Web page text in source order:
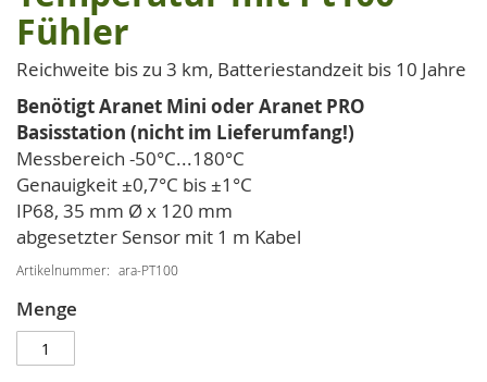
Bildgalerie
springen
Fühler
Reichweite bis zu 3 km, Batteriestandzeit bis 10 Jahre
Benötigt Aranet Mini oder Aranet PRO
Basisstation (nicht im Lieferumfang!)
Messbereich -50°C...180°C
Genauigkeit ±0,7°C bis ±1°C
IP68, 35 mm Ø x 120 mm
abgesetzter Sensor mit 1 m Kabel
Artikelnummer ara-PT100
Menge